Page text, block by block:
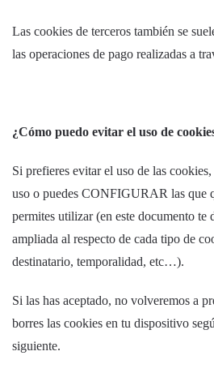
Las cookies de terceros también se
las operaciones de pago realizadas a
¿Cómo puedo evitar el uso de
Si prefieres evitar el uso de las
uso o puedes CONFIGURAR las que
permites utilizar (en este documento te
ampliada al respecto de cada tipo de
destinatario, temporalidad, etc…).
Si las has aceptado, no volveremos a
borres las cookies en tu dispositivo
siguiente.